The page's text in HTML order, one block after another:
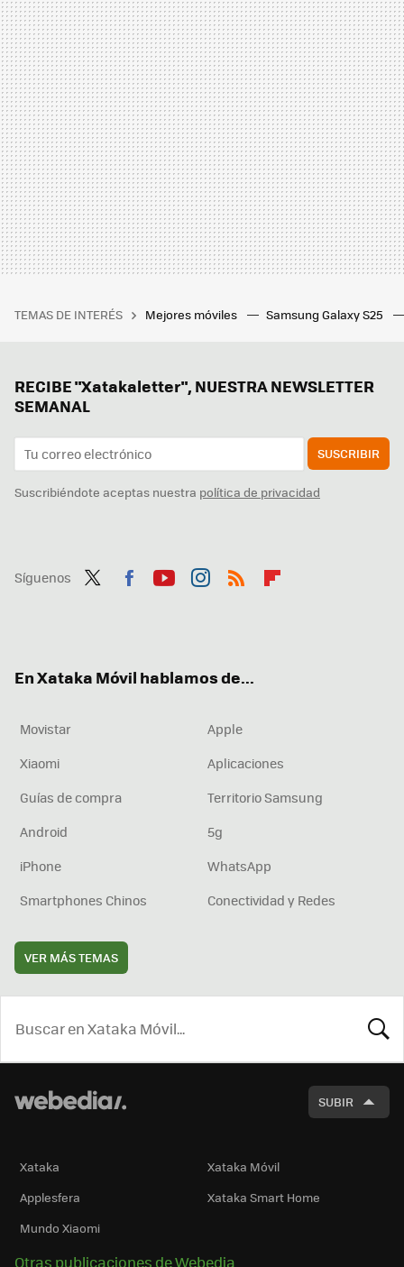
TEMAS DE INTERÉS Mejores móviles Samsung Galaxy S25
RECIBE "Xatakaletter", NUESTRA NEWSLETTER
SEMANAL
SUSCRIBIR
Suscribiéndote aceptas nuestra política de privacidad
Síguenos
En Xataka Móvil hablamos de...
Movistar
Apple
Xiaomi
Aplicaciones
Guías de compra
Territorio Samsung
Android
5g
iPhone
WhatsApp
Smartphones Chinos
Conectividad y Redes
VER MÁS TEMAS
SUBIR
Xataka
Xataka Móvil
Applesfera
Xataka Smart Home
Mundo Xiaomi
Otras publicaciones de Webedia